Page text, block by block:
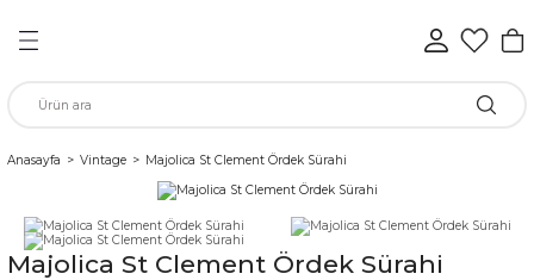
Anasayfa Vintage Majolica St Clement Ördek Sürahi
Majolica St Clement Ördek Sürahi